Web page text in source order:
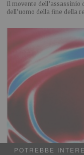
POTREBBE
Il movente
dell’uomo della fine della